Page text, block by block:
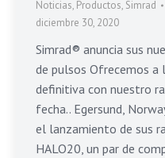
Noticias, Productos, Simrad
diciembre 30, 2020
Simrad® anuncia sus
de pulsos Ofrecemos a
definitiva con nuestro
fecha.. Egersund,
el lanzamiento de sus
HALO20, un par de